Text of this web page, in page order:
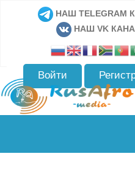
НАШ TELEGRAM
НАШ VK
Войти